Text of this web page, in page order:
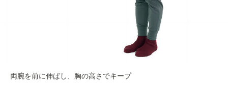
両腕を前に伸ばし、胸の高さでキープ